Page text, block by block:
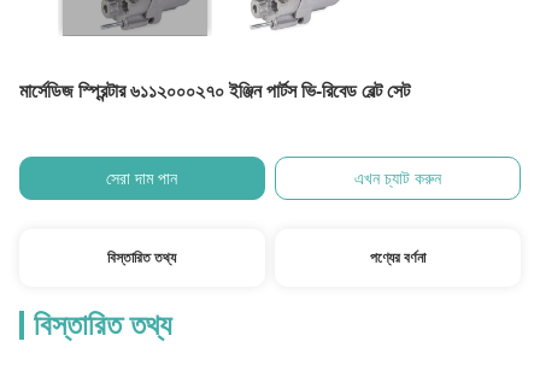
মার্সেডিজ স্প্রিন্টার ৬১১২০০০২৭০ ইঞ্জিন পার্টস ভি-রিবেড বেল্ট সেট
সেরা দাম পান এখন চ্যাট করুন
বিস্তারিত তথ্য পণ্যের বর্ণনা
বিস্তারিত তথ্য